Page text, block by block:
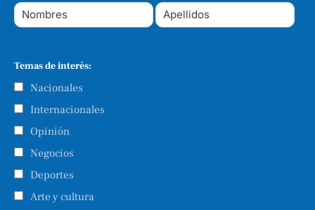
Temas de interés:
Nacionales
Internacionales
Opinión
Negocios
Deportes
Arte y cultura